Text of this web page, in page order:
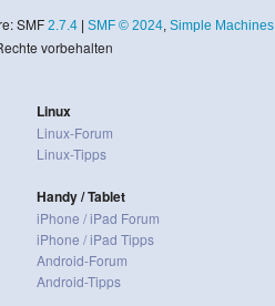
SMF 2.7.4| SMF © 2024, Simple Machines
vorbehalten
Linux
Linux-Forum
Linux-Tipps
Handy / Tablet
iPhone / iPad Forum
iPhone / iPad Tipps
Android-Forum
Android-Tipps